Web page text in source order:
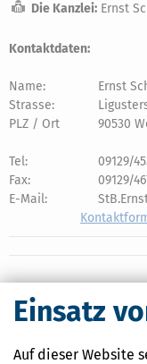
Einsatz
Auf dieser Website
Die Kanzlei: Ernst
Kontaktdaten:
Name:
Ernst
Strasse:
PLZ / Ort
90530
Tel:
09129/
Fax:
09129/
E-Mail: